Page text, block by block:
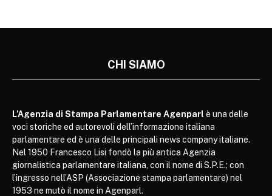
CHI SIAMO
L’Agenzia di Stampa Parlamentare Agenparl è una delle
voci storiche ed autorevoli dell’informazione italiana
parlamentare ed è una delle principali news company italiane.
Nel 1950 Francesco Lisi fondò la più antica Agenzia
giornalistica parlamentare italiana, con il nome di S.P.E.; con
l’ingresso nell’ASP (Associazione stampa parlamentare) nel
1953 ne mutò il nome in Agenparl.